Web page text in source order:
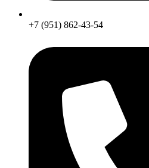
+7 (951) 862-43-54